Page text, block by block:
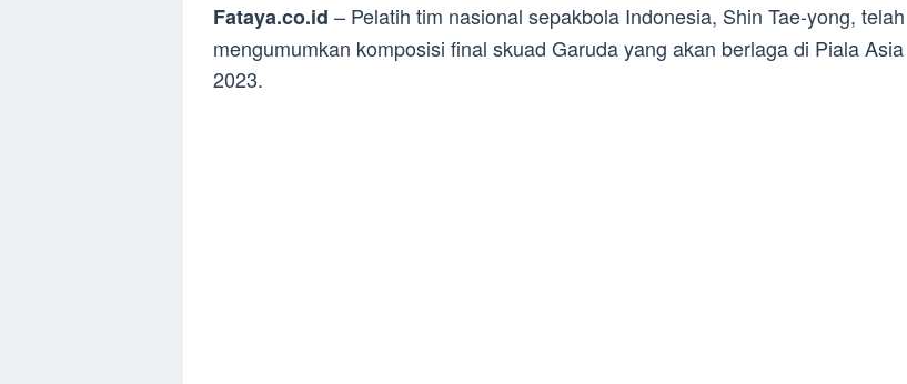
Fataya.co.id – Pelatih tim nasional sepakbola Indonesia, Shin Tae-yong, telah
mengumumkan komposisi final skuad Garuda yang akan berlaga di Piala Asia
2023.